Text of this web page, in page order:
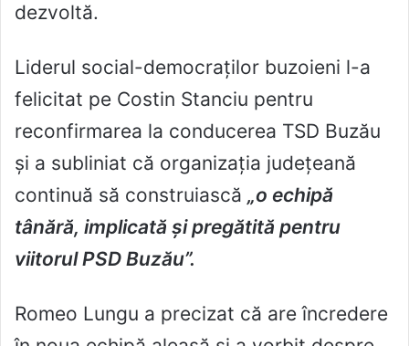
dezvoltă.
Liderul social-democraților buzoieni l-a
felicitat pe Costin Stanciu pentru
reconfirmarea la conducerea TSD Buzău
și a subliniat că organizația județeană
continuă să construiască „o echipă
tânără, implicată și pregătită pentru
viitorul PSD Buzău”.
Romeo Lungu a precizat că are încredere